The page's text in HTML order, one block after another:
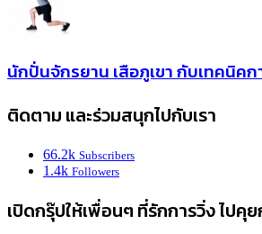
นักปั่นจักรยาน เสือภูเขา กับเทคนิค
ติดตาม และร่วมสนุกไปกับเรา
66.2k Subscribers
1.4k Followers
เปิดกรุ๊ปให้เพื่อนๆ ที่รักการวิ่ง ไปคุ